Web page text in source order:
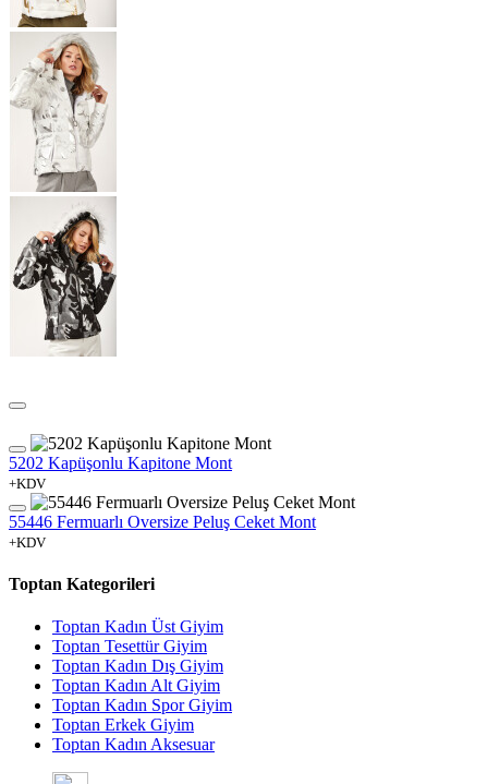
5202 Kapüşonlu Kapitone Mont
+KDV
55446 Fermuarlı Oversize Peluş Ceket Mont
+KDV
Toptan Kategorileri
Toptan Kadın Üst Giyim
Toptan Tesettür Giyim
Toptan Kadın Dış Giyim
Toptan Kadın Alt Giyim
Toptan Kadın Spor Giyim
Toptan Erkek Giyim
Toptan Kadın Aksesuar